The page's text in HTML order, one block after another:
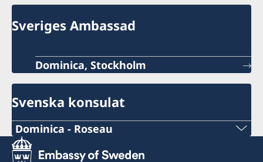
Sveriges Ambassad
Dominica, Stockholm
Svenska konsulat
Dominica - Roseau
Telefonnummer konsulat